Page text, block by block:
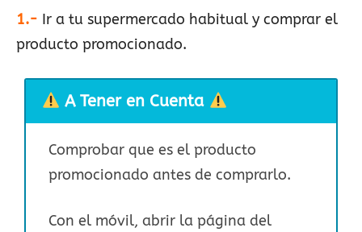
1.- Ir a tu supermercado habitual y comprar el
producto promocionado.
A Tener en Cuenta
Comprobar que es el producto
promocionado antes de comprarlo.
Con el móvil, abrir la página del